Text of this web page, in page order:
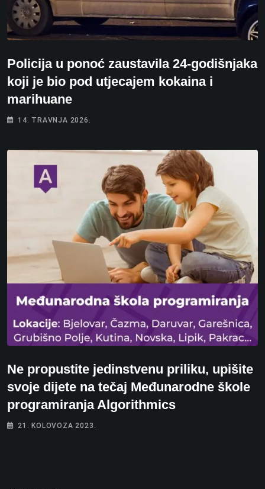
Policija u ponoć zaustavila 24-godišnjaka
koji je bio pod utjecajem kokaina i
marihuane
14. TRAVNJA 2026.
Ne propustite jedinstvenu priliku, upišite
svoje dijete na tečaj Međunarodne škole
programiranja Algorithmics
21. KOLOVOZA 2023.